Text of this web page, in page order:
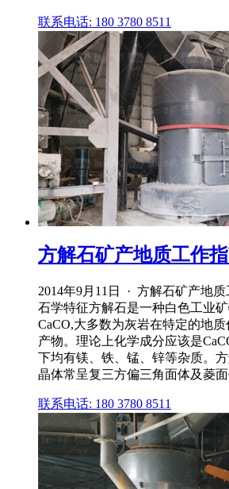
联系电话: 180 3780 8511
方解石矿产地质工作
2014年9月11日 · 方解石矿产地
石学特征方解石是一种白色工业
CaCO,大多数为灰岩在特定的地
产物。理论上化学成分应该是
下均有镁、铁、锰、锌等杂质。
晶体常呈复三方偏三角面体及菱
联系电话: 180 3780 8511